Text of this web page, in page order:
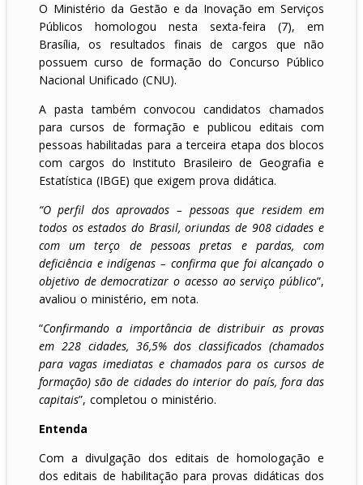
O Ministério da Gestão e da Inovação em Serviços
Públicos homologou nesta sexta-feira (7), em
Brasília, os resultados finais de cargos que não
possuem curso de formação do Concurso Público
Nacional Unificado (CNU).
A pasta também convocou candidatos chamados
para cursos de formação e publicou editais com
pessoas habilitadas para a terceira etapa dos blocos
com cargos do Instituto Brasileiro de Geografia e
Estatística (IBGE) que exigem prova didática.
“O perfil dos aprovados – pessoas que residem em
todos os estados do Brasil, oriundas de 908 cidades e
com um terço de pessoas pretas e pardas, com
deficiência e indígenas – confirma que foi alcançado o
objetivo de democratizar o acesso ao serviço público”,
avaliou o ministério, em nota.
“Confirmando a importância de distribuir as provas
em 228 cidades, 36,5% dos classificados (chamados
para vagas imediatas e chamados para os cursos de
formação) são de cidades do interior do país, fora das
capitais”, completou o ministério.
Entenda
Com a divulgação dos editais de homologação e
dos editais de habilitação para provas didáticas dos